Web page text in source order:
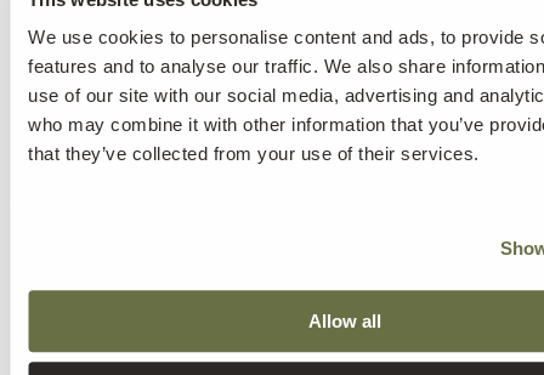
We use cookies to personalise content and ads, to provide
features and to analyse our traffic. We also share
use of our site with our social media, advertising and
who may combine it with other information that you’ve
that they’ve collected from your use of their services.
Allow all